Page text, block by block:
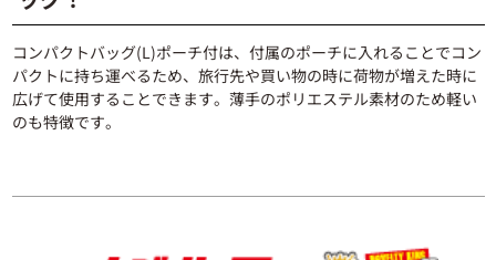
コンパクトバッグ(L)ポーチ付は、付属のポーチに入れることでコン
パクトに持ち運べるため、旅行先や買い物の時に荷物が増えた時に
広げて使用することできます。薄手のポリエステル素材のため軽い
のも特徴です。